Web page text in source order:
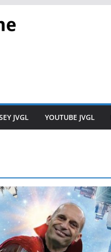
JVGL YOUTUBE JVGL